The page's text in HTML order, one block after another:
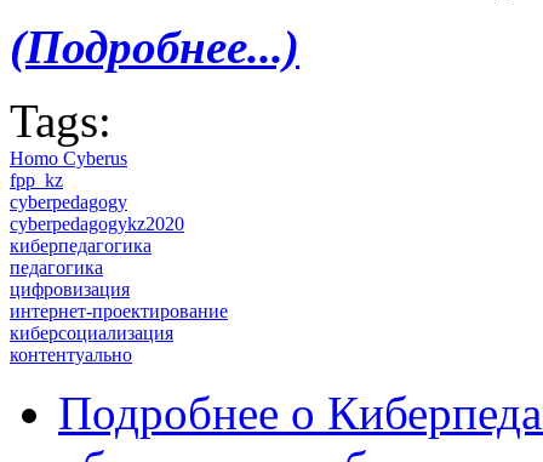
(Подробнее...)
Tags:
Homo Cyberus
fpp_kz
cyberpedagogy
cyberpedagogykz2020
киберпедагогика
педагогика
цифровизация
интернет-проектирование
киберсоциализация
контентуально
Подробнее о